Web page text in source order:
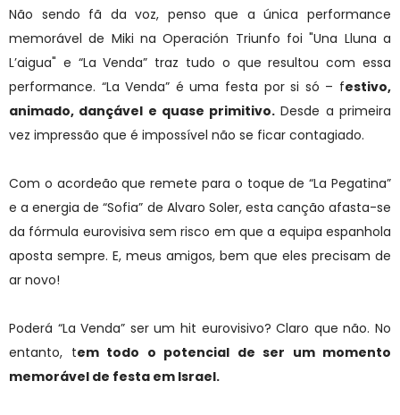
Não sendo fã da voz, penso que a única performance
memorável de Miki na Operación Triunfo foi "Una Lluna a
L’aigua" e “La Venda” traz tudo o que resultou com essa
performance. “La Venda” é uma festa por si só – festivo,
animado, dançável e quase primitivo. Desde a primeira
vez impressão que é impossível não se ficar contagiado.
Com o acordeão que remete para o toque de “La Pegatina”
e a energia de “Sofia” de Alvaro Soler, esta canção afasta-se
da fórmula eurovisiva sem risco em que a equipa espanhola
aposta sempre. E, meus amigos, bem que eles precisam de
ar novo!
Poderá “La Venda” ser um hit eurovisivo? Claro que não. No
entanto, tem todo o potencial de ser um momento
memorável de festa em Israel.